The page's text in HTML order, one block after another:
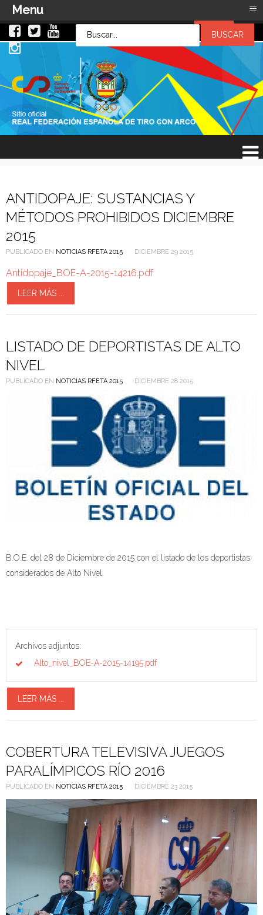
ANTIDOPAJE: SUSTANCIAS Y
MÉTODOS PROHIBIDOS DICIEMBRE
2015
PUBLICADO EN NOTICIAS RFETA 2015 DICIEMBRE 29 2015
Antidopaje_BOE-A-2015-14216.pdf
LEER MÁS ...
LISTADO DE DEPORTISTAS DE ALTO
NIVEL
PUBLICADO EN NOTICIAS RFETA 2015 DICIEMBRE 28 2015
B.O.E. del 28 de Diciembre de 2015 con el listado de los deportistas
considerados de Alto Nivel.
Archivos adjuntos:
Alto_nivel_BOE-A-2015-14195.pdf
LEER MÁS ...
COBERTURA TELEVISIVA JUEGOS
PARALÍMPICOS RÍO 2016
PUBLICADO EN NOTICIAS RFETA 2015 DICIEMBRE 23 2015
LOG INOR
Contraseña
Recuérdeme
Menu ≡